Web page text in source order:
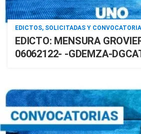
EDICTOS, SOLICITADAS Y
EDICTO: MENSURA
06062122- -GDEMZA-